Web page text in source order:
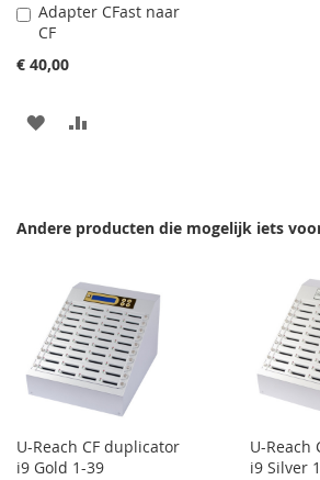
Adapter CFast naar
CF
€ 40,00
In
Winkelwagen
VOEG
VERLANGLIJST
VERGELIJKEN
Andere producten die mogelijk iets
U-Reach CF duplicator
i9 Gold 1-39
U-Reach
i9 Silver